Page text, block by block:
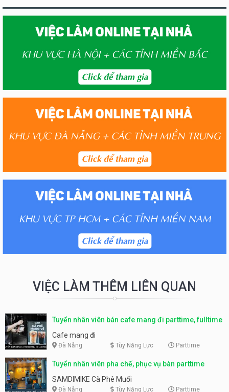
VIỆC LÀM THÊM LIÊN QUAN
Tuyển nhân viên bán cafe mang đi parttime, fulltime
Cafe mang đi
Đà Nẵng Tùy Năng Lực Parttime
Tuyển nhân viên pha chế, phục vụ bàn parttime
SAMDIMIKE Cà Phê Muối
Đà Nẵng Tùy Năng Lực Parttime